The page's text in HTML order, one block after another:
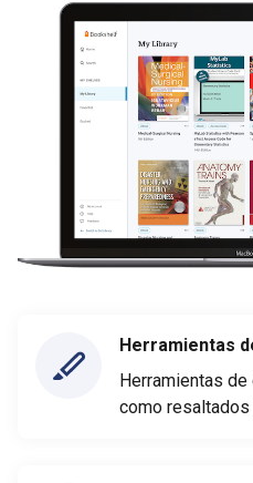
Herramientas
Herramientas
como resaltados